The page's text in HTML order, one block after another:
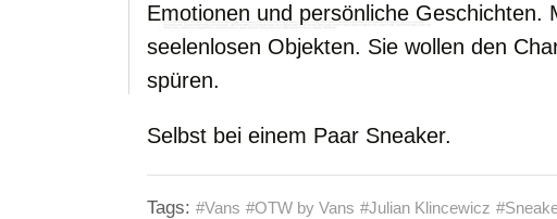
Emotionen und persönliche Geschichten.
seelenlosen Objekten. Sie wollen den
spüren.
Selbst bei einem Paar Sneaker.
Tags: #Vans #OTW by Vans #Julian Klincewicz